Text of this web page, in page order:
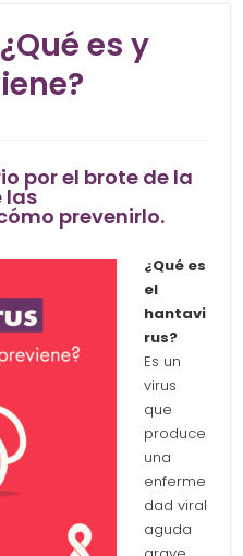
es y
por el brote de la
las
prevenirlo.
¿Qué es
el
hantavi
rus?
Es un
virus
que
produce
una
enferme
dad viral
aguda